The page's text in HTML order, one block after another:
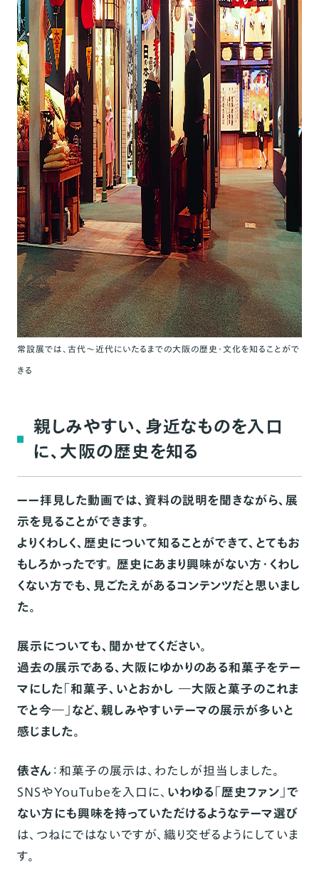
常設展では、古代～近代にいたるまでの大阪の歴史・文化を知ることがで
きる
親しみやすい、身近なものを入口
に、大阪の歴史を知る
ーー拝見した動画では、資料の説明を聞きながら、展
示を見ることができます。
よりくわしく、歴史について知ることができて、とてもお
もしろかったです。 歴史にあまり興味がない方・くわし
くない方でも、見ごたえがあるコンテンツだと思いまし
た。
展示についても、聞かせてください。
過去の展示である、大阪にゆかりのある和菓子をテー
マにした「和菓子、いとおかし ―大阪と菓子のこれま
でと今―」など、親しみやすいテーマの展示が多いと
感じました。
俵さん ：和菓子の展示は、わたしが担当しました。
SNSやYouTubeを入口に、 いわゆる「歴史ファン」で
ない方にも興味を持っていただけるようなテーマ選び
は、つねにではないですが、織り交ぜるようにしていま
す。